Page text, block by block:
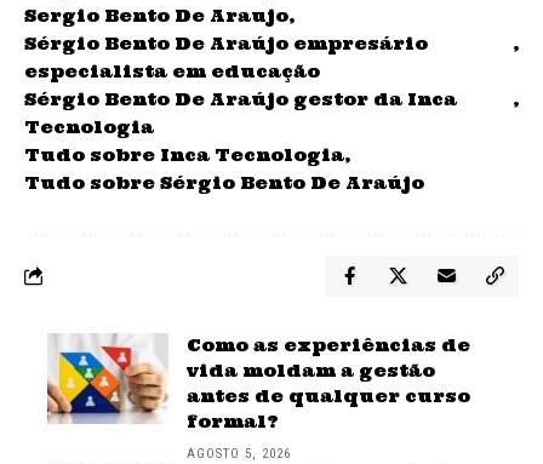
Sergio Bento De Araujo
Sérgio Bento De Araújo empresário
especialista em educação
Sérgio Bento De Araújo gestor da Inca
Tecnologia
Tudo sobre Inca Tecnologia
Tudo sobre Sérgio Bento De Araújo
Como as experiências de
vida moldam a gestão
antes de qualquer curso
formal?
AGOSTO 5, 2026